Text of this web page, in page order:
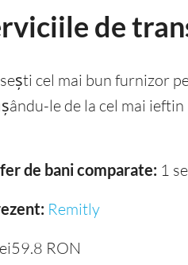
de
cel mai bun furnizor
le de la cel mai
de bani comparate: 1
Remitly
RON